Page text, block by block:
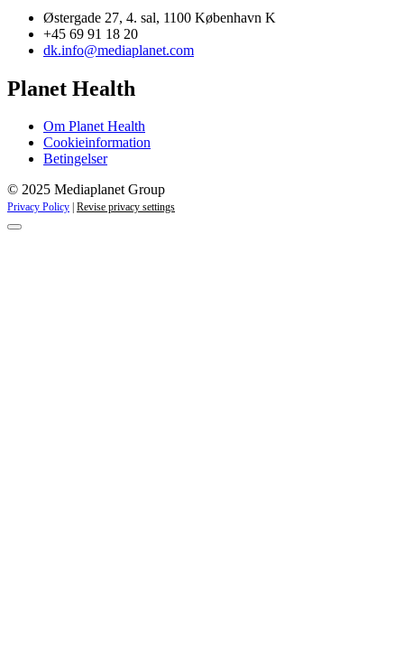
Østergade 27, 4. sal, 1100 København K
+45 69 91 18 20
dk.info@mediaplanet.com
Planet Health
Om Planet Health
Cookieinformation
Betingelser
© 2025 Mediaplanet Group
Privacy Policy Revise privacy settings